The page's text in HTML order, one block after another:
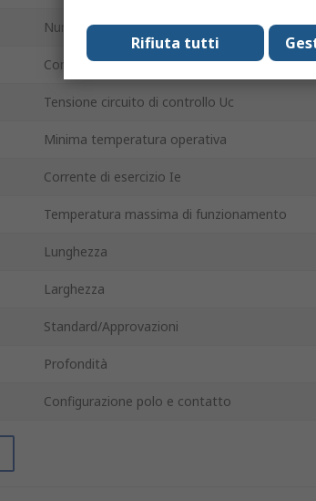
Numero di contatti ausiliari
Con terminazione/senza terminazione
Tensione circuito di controllo Uc
Minima temperatura operativa
Corrente di esercizio Ie
Temperatura massima di funzionamento
Lunghezza
Larghezza
Standard/Approvazioni
Profondità
Configurazione polo e contatto
Rifiuta tutti